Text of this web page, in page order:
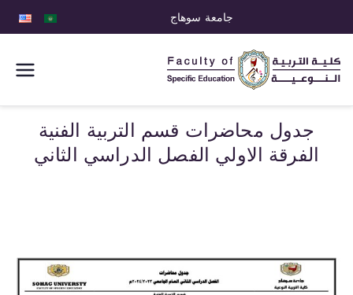
جامعة سوهاج
كلية التربية
النوعية
جدول محاضرات قسم التربية الفنية
الفرقة الاولي الفصل الدراسي الثاني